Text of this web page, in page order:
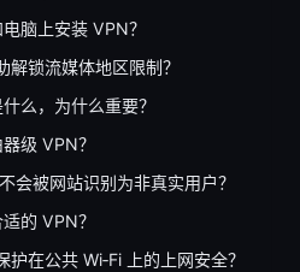
脑上安装 VPN？
解锁流媒体地区限制？
么，为什么重要？
级 VPN？
会被网站识别为非真实用户？
的 VPN？
护在公共 Wi‑Fi 上的上网安全？